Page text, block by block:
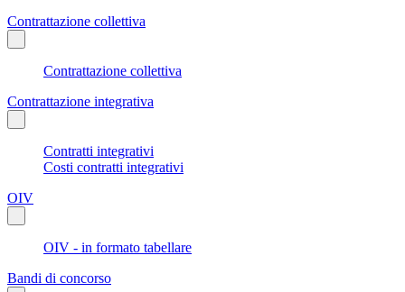
Contrattazione collettiva
Contrattazione collettiva
Contrattazione integrativa
Contratti integrativi
Costi contratti integrativi
OIV
OIV - in formato tabellare
Bandi di concorso